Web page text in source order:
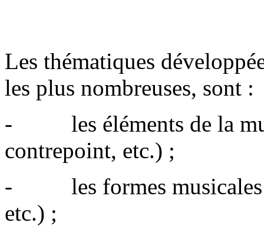
Les thématiques
les plus nombreuses, sont :
- les éléments de la
contrepoint, etc.) ;
- les formes musicales
etc.) ;